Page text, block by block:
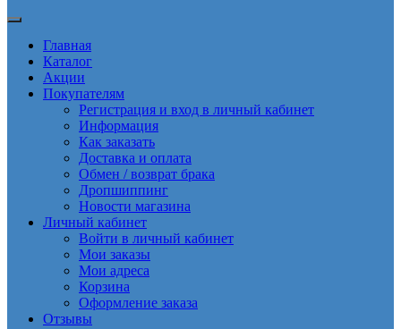
Главная
Каталог
Акции
Покупателям
Регистрация и вход в личный кабинет
Информация
Как заказать
Доставка и оплата
Обмен / возврат брака
Дропшиппинг
Новости магазина
Личный кабинет
Войти в личный кабинет
Мои заказы
Мои адреса
Корзина
Оформление заказа
Отзывы